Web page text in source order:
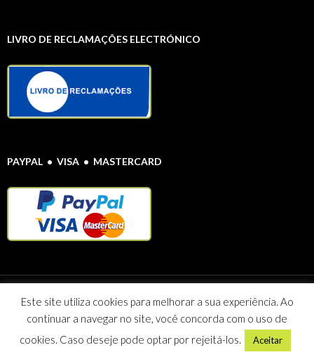
LIVRO DE RECLAMAÇÕES ELECTRÓNICO
PAYPAL • VISA • MASTERCARD
reservados
Maria Celeste Vieira Caeiro Sociedade Unipessoal Lda NIF: 507 095
Morada: Rua Seara Nova 3A R/C 7780-163 CASTRO VERDE
Este site utiliza cookies para melhorar a sua experiência. Ao
continuar a navegar no site, você concorda com o uso de
cookies. Caso deseje pode optar por rejeitá-los.
Aceitar